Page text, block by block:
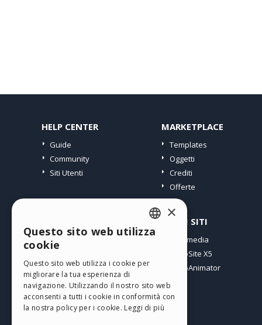
HELP CENTER
Guide
Community
Siti Utenti
MARKETPLACE
Templates
Oggetti
Crediti
Offerte
I miei post
I miei Download
Spazio Web
I miei Crediti
ALTRI SITI
Incomedia
WebSite X5
WebAnimator
ENGLISH
SPANISH
PORTUGUESE
×
Questo sito web utilizza
cookie
Questo sito web utilizza i cookie per
migliorare la tua esperienza di
navigazione. Utilizzando il nostro sito web
acconsenti a tutti i cookie in conformità con
la nostra policy per i cookie. Leggi di più